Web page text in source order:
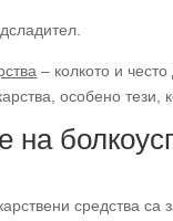
– колкото и
особено тези,
на
средства